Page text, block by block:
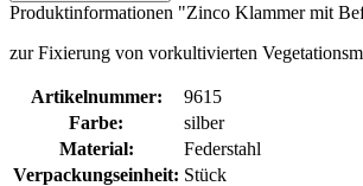
Produktinformationen "Zinco Klammer mit
zur Fixierung von vorkultivierten
Artikelnummer:
9615
Farbe:
silber
Material:
Federstahl
Verpackungseinheit: Stück